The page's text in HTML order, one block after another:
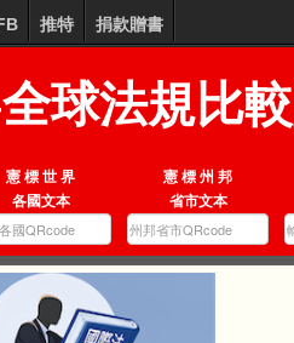
推特 捐款贈書
球法規比
憲 標 世 界
各國文本
憲 標 州 邦
省市文本